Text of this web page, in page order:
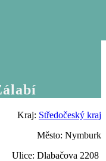
Kraj: Středočeský kraj
Město: Nymburk
Ulice: Dlabačova 2208